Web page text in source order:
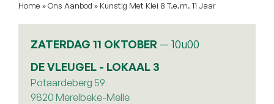
Kruimelpad
Home Ons Aanbod Kunstig Met Klei 8 T.e.m. 11 Jaar
ZATERDAG 11 OKTOBER — 10u00
DE VLEUGEL - LOKAAL 3
Potaardeberg 59
9820 Merelbeke-Melle